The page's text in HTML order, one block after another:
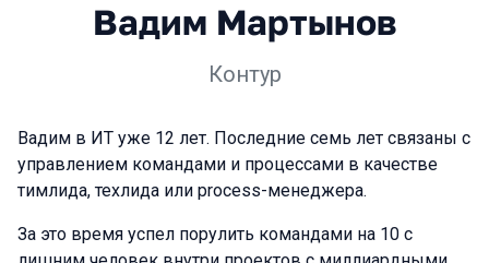
Вадим Мартынов
Контур
Вадим в ИТ уже 12 лет. Последние семь лет связаны с
управлением командами и процессами в качестве
тимлида, техлида или process-менеджера.
За это время успел порулить командами на 10 с